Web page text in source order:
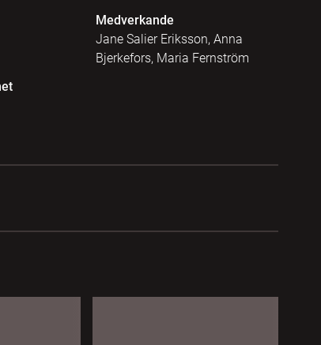
Medverkande
Jane Salier Eriksson, Anna
Bjerkefors, Maria Fernström